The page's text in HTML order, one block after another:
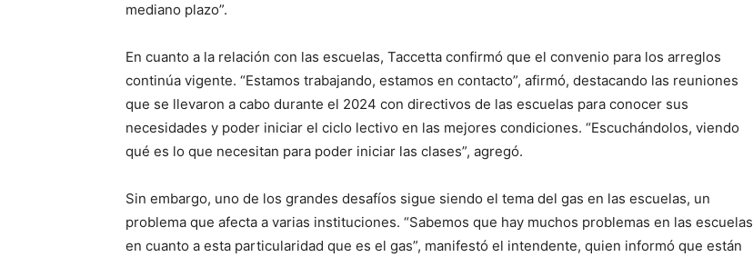
mediano plazo”.
En cuanto a la relación con las escuelas, Taccetta confirmó que el convenio para los arreglos
continúa vigente. “Estamos trabajando, estamos en contacto”, afirmó, destacando las reuniones
que se llevaron a cabo durante el 2024 con directivos de las escuelas para conocer sus
necesidades y poder iniciar el ciclo lectivo en las mejores condiciones. “Escuchándolos, viendo
qué es lo que necesitan para poder iniciar las clases”, agregó.
Sin embargo, uno de los grandes desafíos sigue siendo el tema del gas en las escuelas, un
problema que afecta a varias instituciones. “Sabemos que hay muchos problemas en las escuelas
en cuanto a esta particularidad que es el gas”, manifestó el intendente, quien informó que están